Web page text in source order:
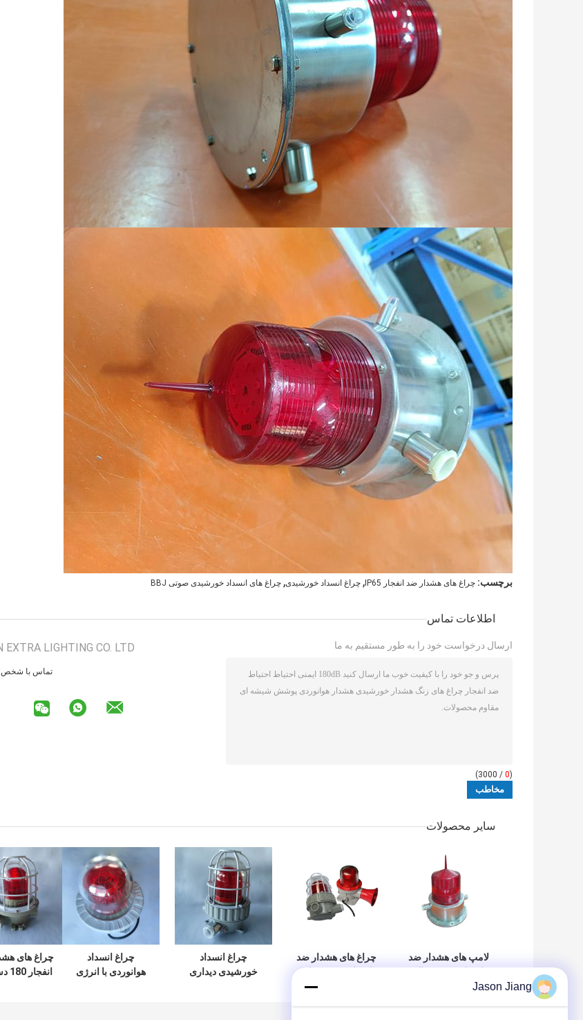
برچسب: چراغ های هشدار ضد انفجار IP65 , چراغ انسداد خورشیدی, چراغ های انسداد خورشیدی صوتی BBJ
اطلاعات تماس
EXTRA LIGHTING CO. LTD
تماس با شخص:
ارسال درخواست خود را به طور مستقیم به ما
(
0
/ 3000)
سایر محصولات
لامپ های هشدار ضد
چراغ های هشدار ضد
انفجار IP65 5 وات
10 وات ضد آب مکان
چراغ انسداد
خورشیدی دیداری
چراغ انسداد
هوانوردی با انرژی
چراغ های
Jason Jiang